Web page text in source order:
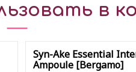
в
Syn-Ake Essential
Ampoule [Bergamo]